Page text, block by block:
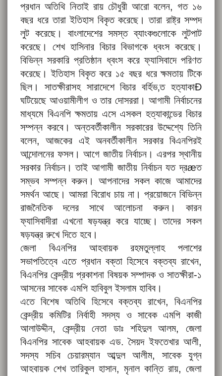
প্রধান অতিথি নিতাই রায় চৌধুরী আরো বলেন, গত ১৬
বছর ধরে তারা ইতিহাস বিকৃত করেছে। তারা রাষ্ট্র সম্পদ
লুট করেছে। বাংলাদেশের সমস্ত ব্যাংকগুলোকে লুটপাট
করেছে। শেখ হাসিনার বিচার বিভাগকে ধ্বংস করেছে।
বিভিন্ন সরকারি প্রতিষ্ঠান ধ্বংস করে ফ্যাসিবাদে পরিণত
করেছে। ইতিহাস বিকৃত করে ১৫ বছর ধরে ক্ষমতায় টিকে
ছিল। সাতক্ষীরাসহ সারাদেশে বিচার বর্হিভ‚ত হত্যাকাÐ
ঘটিয়েছে আওয়ামীলীগ ও তার দোসররা। আগামী নির্বাচনের
মাধ্যমে বিএনপি ক্ষমতায় এসে এসকল হত্যাকান্ডের বিচার
সম্পন্ন করবে। অন্তবর্তীকালীন সরকারের উদ্দেশ্যে তিনি
বলেন, আজকের এই অনবর্তীকালীন সরকার বিএনপিরই
আন্দোলনের ফসল। আগে জাতীয় নির্বাচন। এরপর স্থানীয়
সরকার নির্বাচন। তাই আগামী জাতীয় নির্বাচন যত দ্রæত
সম্ভব সম্পন্ন করুন। আপনাদের সকল কাজে আমাদের
সমর্থন আছে। আমরা বিরোধ চায় না। প্রয়োজনে বিভিন্ন
রাজনৈতিক দলের সাথে আলোচনা করুন। কারন
ফ্যাসিবাদীরা এখনো ষড়যন্ত্র করে যাচ্ছে। তাদের সকল
ষড়যন্ত্র রুখে দিতে হবে।
জেলা বিএনপির আহবায়ক রহমতুল্লাহ পলাশের
সভাপতিত্বে এতে প্রধান বক্তা হিসেবে বক্তব্য রাখেন,
বিএনপির কেন্দ্রীয় প্রকাশনা বিষয়ক সম্পাদক ও সাতক্ষীরা-১
আসনের সাবেক এমপি হাবিবুল ইসলাম হাবিব।
এতে বিশেষ অতিথি হিসেবে বক্তব্য রাখেন, বিএনপির
কেন্দ্রীয় কমিটির নির্বাহী সদস্য ও সাবেক এমপি কাজী
আলাউদ্দীন, কেন্দ্রীয় নেতা ডাঃ শহিদুল আলম, জেলা
বিএনপির সাবেক আহবায়ক এড. সৈয়দ ইফতেখার আলী,
সদস্য সচিব চেয়ারম্যান আব্দুল আলীম, সাবেক যুগ্ন
আহবায়ক শেখ তারিকুল হাসান, মৃনাল কান্তি রায়, জেলা